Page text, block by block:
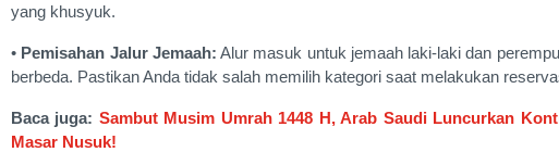
yang khusyuk.
• Pemisahan Jalur Jemaah: Alur masuk untuk jemaah laki-laki dan
berbeda. Pastikan Anda tidak salah memilih kategori saat melakukan
Baca juga: Sambut Musim Umrah 1448 H, Arab Saudi Luncurkan
Masar Nusuk!